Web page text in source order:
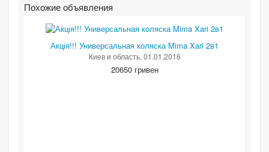
Похожие объявления
Акція!!! Универсальная коляска Mima Xari 2в1
Киев и область, 01.01.2016
20650 гривен